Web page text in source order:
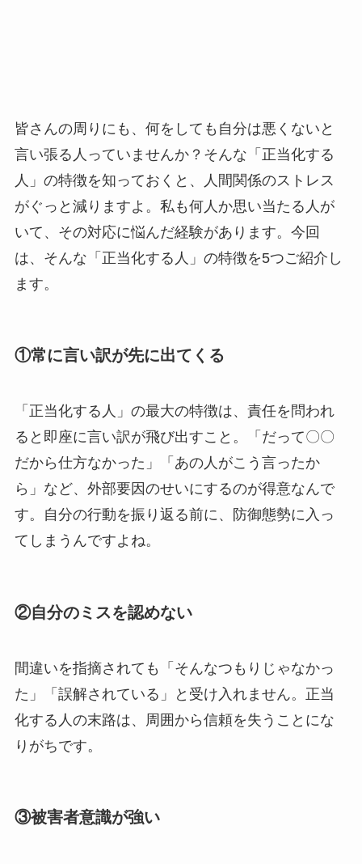
皆さんの周りにも、何をしても自分は悪くないと
言い張る人っていませんか？そんな「正当化する
人」の特徴を知っておくと、人間関係のストレス
がぐっと減りますよ。私も何人か思い当たる人が
いて、その対応に悩んだ経験があります。今回
は、そんな「正当化する人」の特徴を5つご紹介し
ます。
①常に言い訳が先に出てくる
「正当化する人」の最大の特徴は、責任を問われ
ると即座に言い訳が飛び出すこと。「だって〇〇
だから仕方なかった」「あの人がこう言ったか
ら」など、外部要因のせいにするのが得意なんで
す。自分の行動を振り返る前に、防御態勢に入っ
てしまうんですよね。
②自分のミスを認めない
間違いを指摘されても「そんなつもりじゃなかっ
た」「誤解されている」と受け入れません。正当
化する人の末路は、周囲から信頼を失うことにな
りがちです。
③被害者意識が強い